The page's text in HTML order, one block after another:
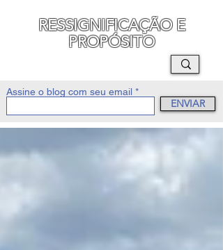
RESSIGNIFICAÇÃO E
PROPÓSITO
Assine o blog com seu email
ENVIAR